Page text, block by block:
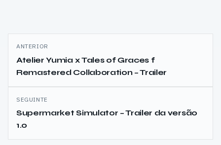
Navegação
de
artigos
ANTERIOR
Atelier Yumia x Tales of Graces f
Remastered Collaboration – Trailer
SEGUINTE
Supermarket Simulator – Trailer da versão
1.0